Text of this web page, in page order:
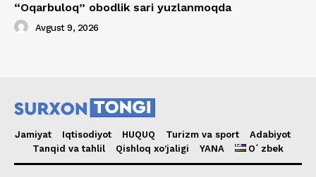
“Oqarbuloq” obodlik sari yuzlanmoqda
Avgust 9, 2026
Jamiyat Iqtisodiyot HUQUQ Turizm va sport
Adabiyot
Tanqid va tahlil
Qishloq xo’jaligi YANA Oʻzbek